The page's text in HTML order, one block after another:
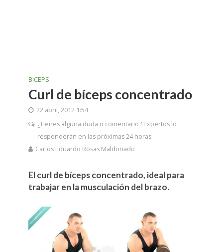
BICEPS
Curl de bíceps concentrado
22 abril, 2012 1:54
¿Tienes alguna duda o comentario? Expertos lo
responderán en las próximas 24 horas.
Carlos Eduardo Rosas Maldonado
El curl de bíceps concentrado, ideal para
trabajar en la musculación del brazo.